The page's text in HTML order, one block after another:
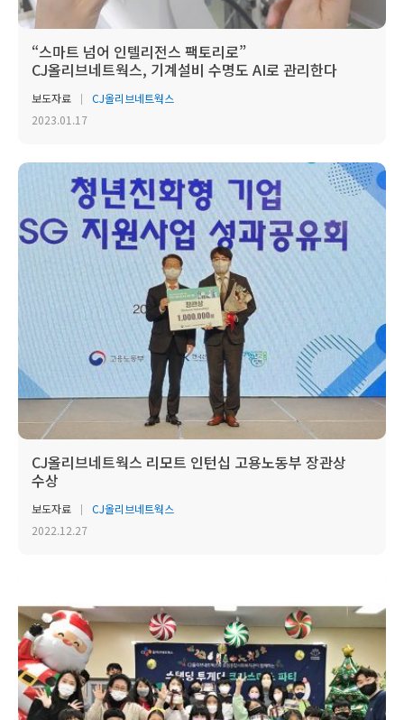
“스마트 넘어 인텔리전스 팩토리로”
CJ올리브네트웍스, 기계설비 수명도 AI로 관리한다
보도자료
CJ올리브네트웍스
2023.01.17
CJ올리브네트웍스 리모트 인턴십 고용노동부 장관상
수상
보도자료
CJ올리브네트웍스
2022.12.27